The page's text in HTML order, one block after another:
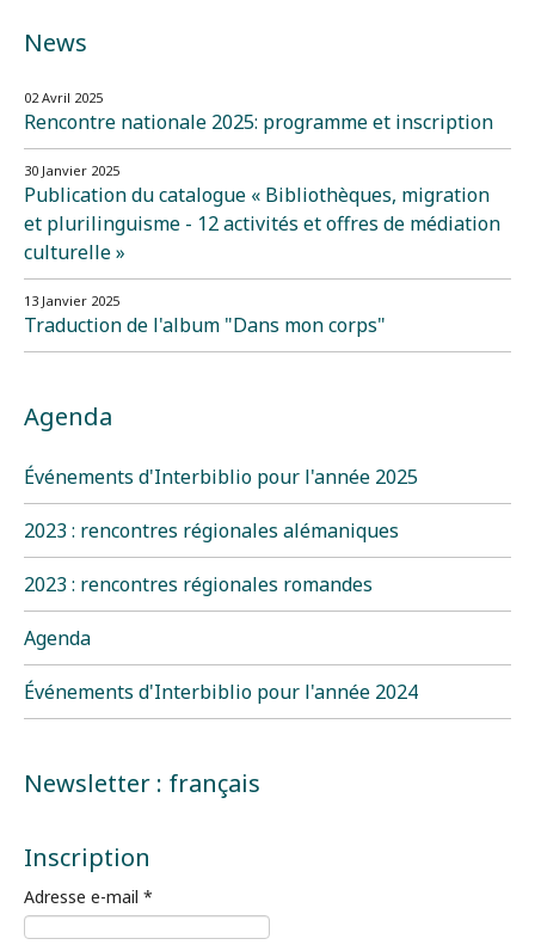
News
02 Avril 2025
Rencontre nationale 2025: programme et inscription
30 Janvier 2025
Publication du catalogue « Bibliothèques, migration
et plurilinguisme - 12 activités et offres de médiation
culturelle »
13 Janvier 2025
Traduction de l'album "Dans mon corps"
Agenda
Événements d'Interbiblio pour l'année 2025
2023 : rencontres régionales alémaniques
2023 : rencontres régionales romandes
Agenda
Événements d'Interbiblio pour l'année 2024
Newsletter : français
Inscription
Adresse e-mail *